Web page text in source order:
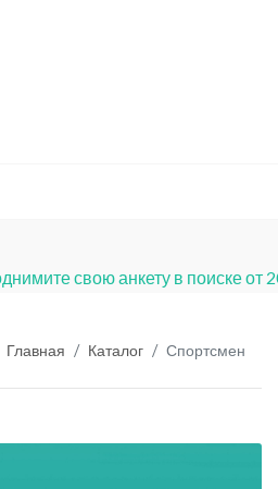
свою анкету в поиске от
Главная Каталог Спортсмен